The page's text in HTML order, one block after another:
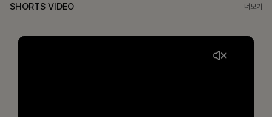
SHORTS VIDEO 더보기